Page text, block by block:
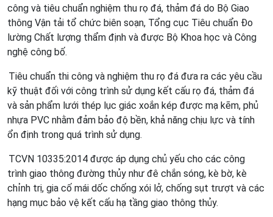
công và tiêu chuẩn nghiệm thu rọ đá, thảm đá do Bộ Giao
thông Vận tải tổ chức biên soạn, Tổng cục Tiêu chuẩn Đo
lường Chất lượng thẩm định và được Bộ Khoa học và Công
nghệ công bố.
Tiêu chuẩn thi công và nghiệm thu rọ đá đưa ra các yêu cầu
kỹ thuật đối với công trình sử dụng kết cấu rọ đá, thảm đá
và sản phẩm lưới thép lục giác xoắn kép được mạ kẽm, phủ
nhựa PVC nhằm đảm bảo độ bền, khả năng chịu lực và tính
ổn định trong quá trình sử dụng.
TCVN 10335:2014 được áp dụng chủ yếu cho các công
trình giao thông đường thủy như đê chắn sóng, kè bờ, kè
chỉnh trị, gia cố mái dốc chống xói lở, chống sụt trượt và các
hạng mục bảo vệ kết cấu hạ tầng giao thông thủy.